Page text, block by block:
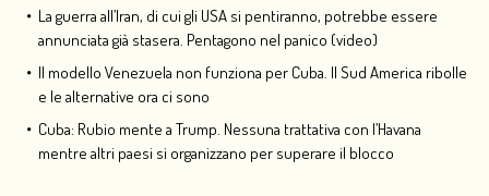
La guerra all’Iran, di cui gli USA si pentiranno, potrebbe essere
annunciata già stasera. Pentagono nel panico (video)
Il modello Venezuela non funziona per Cuba. Il Sud America ribolle
e le alternative ora ci sono
Cuba: Rubio mente a Trump. Nessuna trattativa con l’Havana
mentre altri paesi si organizzano per superare il blocco